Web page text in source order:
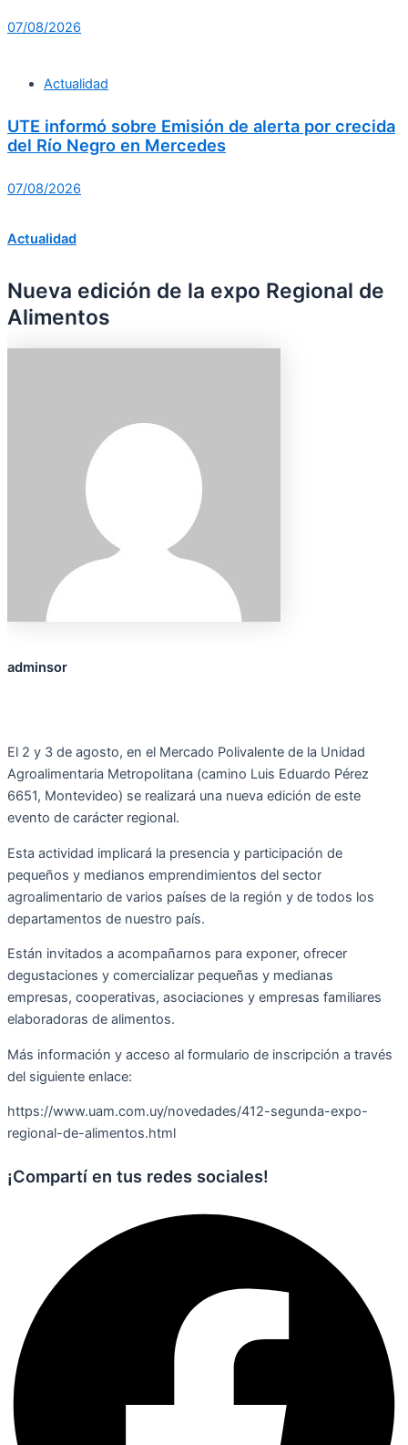
07/08/2026
Actualidad
UTE informó sobre Emisión de alerta por crecida
del Río Negro en Mercedes
07/08/2026
Actualidad
Nueva edición de la expo Regional de
Alimentos
adminsor
El 2 y 3 de agosto, en el Mercado Polivalente de la Unidad
Agroalimentaria Metropolitana (camino Luis Eduardo Pérez
6651, Montevideo) se realizará una nueva edición de este
evento de carácter regional.
Esta actividad implicará la presencia y participación de
pequeños y medianos emprendimientos del sector
agroalimentario de varios países de la región y de todos los
departamentos de nuestro país.
Están invitados a acompañarnos para exponer, ofrecer
degustaciones y comercializar pequeñas y medianas
empresas, cooperativas, asociaciones y empresas familiares
elaboradoras de alimentos.
Más información y acceso al formulario de inscripción a través
del siguiente enlace:
https://www.uam.com.uy/novedades/412-segunda-expo-
regional-de-alimentos.html
¡Compartí en tus redes sociales!